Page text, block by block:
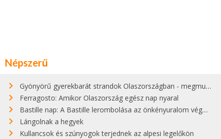
Népszerű
Gyönyörű gyerekbarát strandok Olaszországban - megmutatjuk a 15 legjobbat
Ferragosto: Amikor Olaszország egész nap nyaral
Bastille nap: A Bastille lerombolása az önkényuralom végét jelentette
Lángolnak a hegyek
Kullancsok és szúnyogok terjednek az alpesi legelőkön